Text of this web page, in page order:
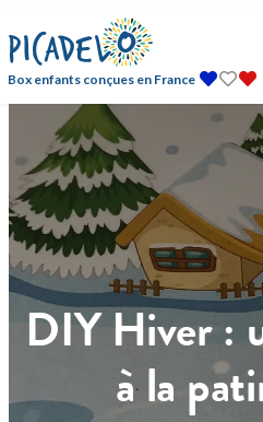
Box enfants conçues en France
DIY Hiver :
à la